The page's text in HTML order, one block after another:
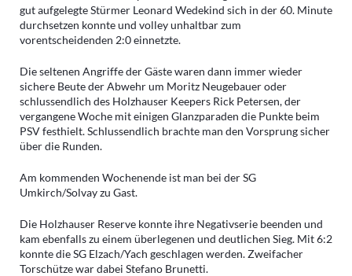
gut aufgelegte Stürmer Leonard Wedekind sich in der 60. Minute
durchsetzen konnte und volley unhaltbar zum
vorentscheidenden 2:0 einnetzte.
Die seltenen Angriffe der Gäste waren dann immer wieder
sichere Beute der Abwehr um Moritz Neugebauer oder
schlussendlich des Holzhauser Keepers Rick Petersen, der
vergangene Woche mit einigen Glanzparaden die Punkte beim
PSV festhielt. Schlussendlich brachte man den Vorsprung sicher
über die Runden.
Am kommenden Wochenende ist man bei der SG
Umkirch/Solvay zu Gast.
Die Holzhauser Reserve konnte ihre Negativserie beenden und
kam ebenfalls zu einem überlegenen und deutlichen Sieg. Mit 6:2
konnte die SG Elzach/Yach geschlagen werden. Zweifacher
Torschütze war dabei Stefano Brunetti.